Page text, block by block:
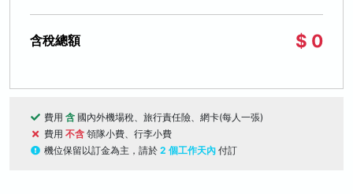
含稅總額 $ 0
費用 含 國內外機場稅、旅行責任險、網卡(每人一張)
費用 不含 領隊小費、行李小費
機位保留以訂金為主，請於 2 個工作天內 付訂